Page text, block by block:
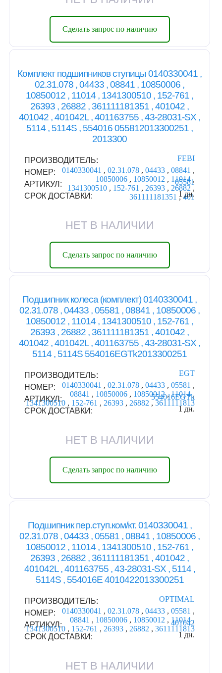
Сделать запрос по наличию
Комплект подшипников cтупицы 0140330041 ,
02.31.078 , 04433 , 08841 , 10850006 ,
10850012 , 11014 , 1341300510 , 152-761 ,
26393 , 26882 , 361111181351 , 401042 ,
401042 , 401042L , 401163755 , 43-28031-SX ,
5114 , 5114S , 554016 055812013300251 ,
2013300
ПРОИЗВОДИТЕЛЬ:
FEBI
НОМЕР:
0140330041 ,02.31.078 ,04433 ,08841 ,
10850006 , 10850012 , 11014,
1341300510 , 152-761 , 26393 , 26882 ,
361111181351,401
АРТИКУЛ:
05581
СРОК ДОСТАВКИ:
1 дн.
НЕТ В НАЛИЧИИ
Сделать запрос по наличию
Подшипник колеса (комплект) 0140330041 ,
02.31.078 , 04433 , 05581 , 08841 , 10850006 ,
10850012 , 11014 , 1341300510 , 152-761 ,
26393 , 26882 , 361111181351 , 401042 ,
401042 , 401042L , 401163755 , 43-28031-SX ,
5114 , 5114S 554016EGTk2013300251
ПРОИЗВОДИТЕЛЬ:
EGT
НОМЕР:
0140330041 ,02.31.078 ,04433 ,05581 ,
08841 , 10850006 , 10850012, 11014,
1341300510 , 152-761 , 26393 , 26882 ,3611111813
АРТИКУЛ:
554016EGTk
СРОК ДОСТАВКИ:
1 дн.
НЕТ В НАЛИЧИИ
Сделать запрос по наличию
Подшипник пер.ступ.ком/кт. 0140330041 ,
02.31.078 , 04433 , 05581 , 08841 , 10850006 ,
10850012 , 11014 , 1341300510 , 152-761 ,
26393 , 26882 , 361111181351 , 401042 ,
401042L , 401163755 , 43-28031-SX , 5114 ,
5114S , 554016E 4010422013300251
ПРОИЗВОДИТЕЛЬ:
OPTIMAL
НОМЕР:
0140330041 ,02.31.078 ,04433 ,05581 ,
08841 , 10850006 , 10850012 , 11014,
1341300510 , 152-761 , 26393 , 26882 ,3611111813
АРТИКУЛ:
401042
СРОК ДОСТАВКИ:
1 дн.
НЕТ В НАЛИЧИИ